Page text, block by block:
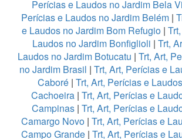
Perícias e Laudos no Jardim Bela
Perícias e Laudos no Jardim Belém |
e Laudos no Jardim Bom Refugio |
Laudos no Jardim Bonfiglioli | Trt,
Laudos no Jardim Botucatu | Trt, Art,
no Jardim Brasil | Trt, Art, Perícias e
Caboré| Trt, Art, Perícias e
Cachoeira | Trt, Art, Perícias e
Campinas| Trt, Art, Perícias e
Camargo Novo | Trt, Art, Perícias e
Campo Grande| Trt, Art, Perícias e